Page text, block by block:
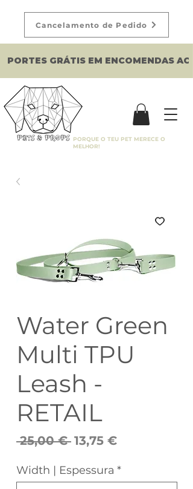
PORQUE O TEU PET MERECE O
MELHOR!
PORTES GRÁTIS EM ENCOMENDAS
Cancelamento de Pedido
Water Green
Multi TPU
Leash -
RETAIL
25,00 € Preço
13,75 €Preço
Width | Espessura *